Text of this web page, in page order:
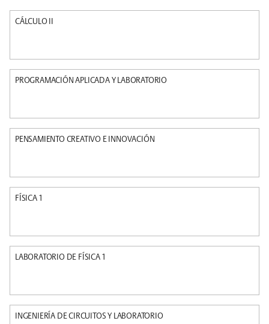
CÁLCULO II
PROGRAMACIÓN APLICADA Y LABORATORIO
PENSAMIENTO CREATIVO E INNOVACIÓN
FÍSICA 1
LABORATORIO DE FÍSICA 1
INGENIERÍA DE CIRCUITOS Y LABORATORIO